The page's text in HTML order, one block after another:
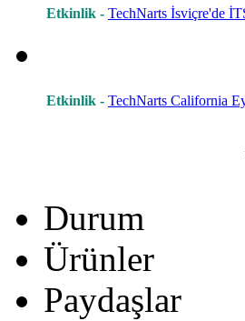
Etkinlik - TechNarts İsviçre'de
Etkinlik - TechNarts California
Durum
Ürünler
Paydaşlar